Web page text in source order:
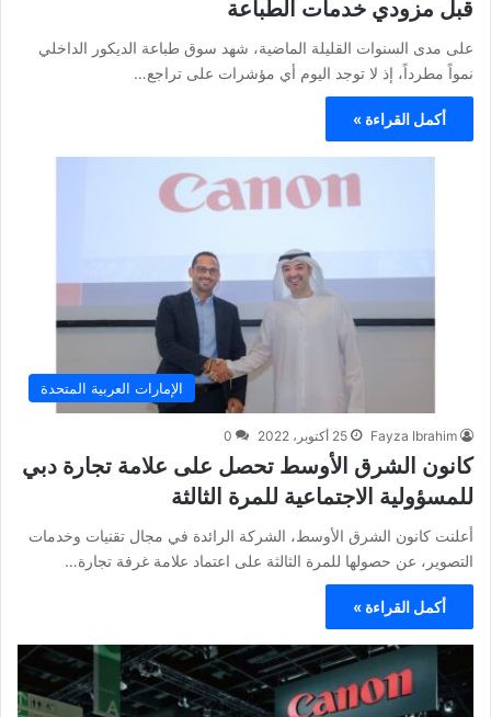
قبل مزودي خدمات الطباعة
على مدى السنوات القليلة الماضية، شهد سوق طباعة الديكور الداخلي
نمواً مطرداً، إذ لا توجد اليوم أي مؤشرات على تراجع…
أكمل القراءة »
الإمارات العربية المتحدة
Fayza Ibrahim 25 أكتوبر، 2022 0
كانون الشرق الأوسط تحصل على علامة تجارة دبي
للمسؤولية الاجتماعية للمرة الثالثة
أعلنت كانون الشرق الأوسط، الشركة الرائدة في مجال تقنيات وخدمات
التصوير، عن حصولها للمرة الثالثة على اعتماد علامة غرفة تجارة…
أكمل القراءة »